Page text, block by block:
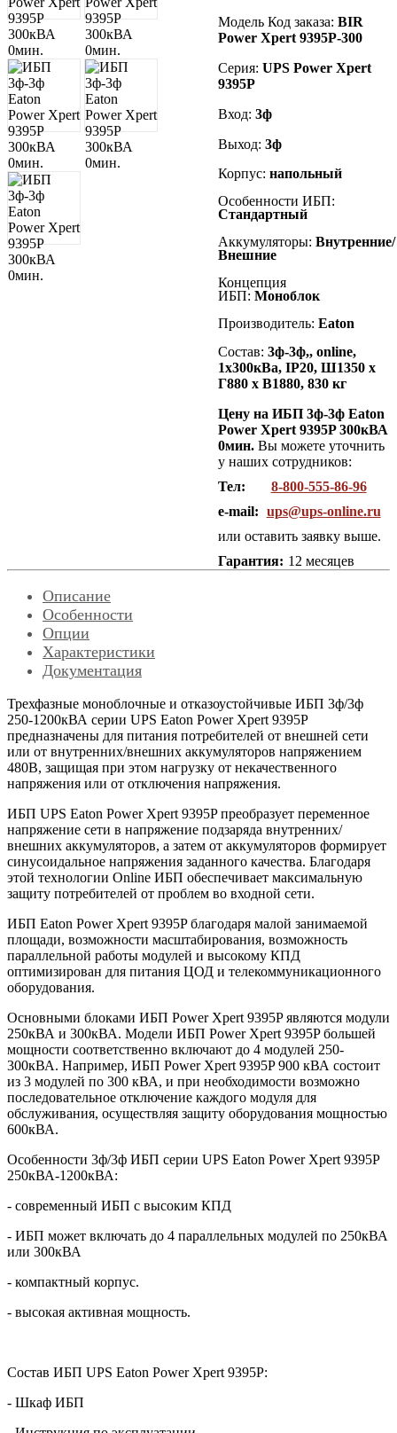
Модель Код заказа: BIR
Power Xpert 9395P-300
Серия: UPS Power Xpert
9395P
Вход: 3ф
Выход: 3ф
Корпус: напольный
Особенности ИБП:
Стандартный
Аккумуляторы: Внутренние/
Внешние
Концепция
ИБП: Моноблок
Производитель: Eaton
Состав: 3ф-3ф,, online,
1х300кВа, IP20, Ш1350 х
Г880 х В1880, 830 кг
Цену на ИБП 3ф-3ф Eaton
Power Xpert 9395P 300кВА
0мин. Вы можете уточнить
у наших сотрудников:
Тел:
8-800-555-86-96
e-mail: ups@ups-online.ru
или оставить заявку выше.
Гарантия: 12 месяцев
Описание
Особенности
Опции
Характеристики
Документация
Трехфазные моноблочные и отказоустойчивые ИБП 3ф/3ф
250-1200кВА серии UPS Eaton Power Xpert 9395P
предназначены для питания потребителей от внешней сети
или от внутренних/внешних аккумуляторов напряжением
480В, защищая при этом нагрузку от некачественного
напряжения или от отключения напряжения.
ИБП UPS Eaton Power Xpert 9395P преобразует переменное
напряжение сети в напряжение подзаряда внутренних/
внешних аккумуляторов, а затем от аккумуляторов формирует
синусоидальное напряжения заданного качества. Благодаря
этой технологии Online ИБП обеспечивает максимальную
защиту потребителей от проблем во входной сети.
ИБП Eaton Power Xpert 9395P благодаря малой занимаемой
площади, возможности масштабирования, возможность
параллельной работы модулей и высокому КПД
оптимизирован для питания ЦОД и телекоммуникационного
оборудования.
Основными блоками ИБП Power Xpert 9395P являются модули
250кВА и 300кВА. Модели ИБП Power Xpert 9395P большей
мощности соответственно включают до 4 модулей 250-
300кВА. Например, ИБП Power Xpert 9395P 900 кВА состоит
из 3 модулей по 300 кВА, и при необходимости возможно
последовательное отключение каждого модуля для
обслуживания, осуществляя защиту оборудования мощностью
600кВА.
Особенности 3ф/3ф ИБП серии UPS Eaton Power Xpert 9395P
250кВА-1200кВА:
- современный ИБП с высоким КПД
- ИБП может включать до 4 параллельных модулей по 250кВА
или 300кВА
- компактный корпус.
- высокая активная мощность.
Состав ИБП UPS Eaton Power Xpert 9395P:
- Шкаф ИБП